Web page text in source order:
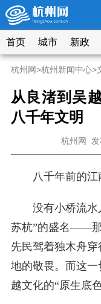
首页 城市 新政
杭州网>杭州新闻中心>
从良渚到吴
八千年文明
杭州网
八千年前的江
没有小桥流
苏杭”的盛名——那
先民驾着独木舟
地的敬畏。而这
越文化的“原生底色